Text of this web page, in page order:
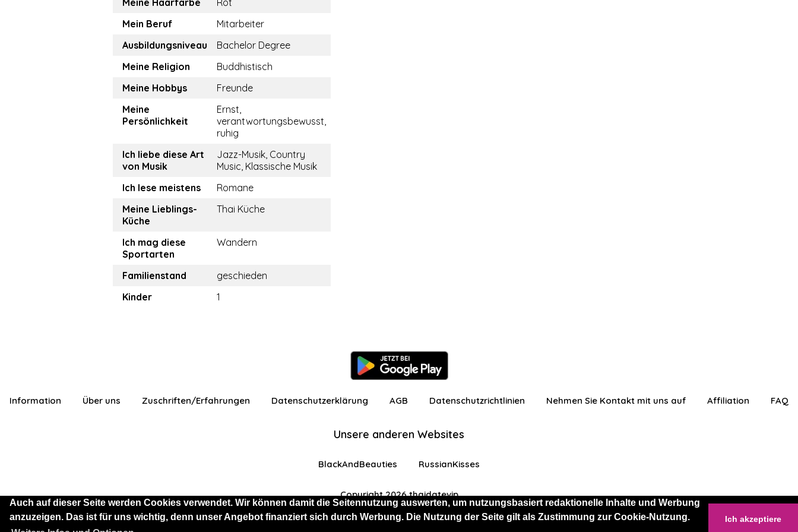
Auch auf dieser Seite werden Cookies verwendet. Wir können damit die Seitennutzung auswerten, um nutzungsbasiert redaktionelle Inhalte und Werbung
anzuzeigen. Das ist für uns wichtig, denn unser Angebot finanziert sich durch Werbung. Die Nutzung der Seite gilt als Zustimmung zur Cookie-Nutzung.
Ich akzeptiere
Sie sind als Besucher mit eingeschränkten Funktionen angemeldet Kostenlos anmelden Einloggen
Meine Haarfarbe
Rot
Mein Beruf
Mitarbeiter
Ausbildungsniveau
Bachelor Degree
Meine Religion
Buddhistisch
Meine Hobbys
Freunde
Meine
Persönlichkeit
Ernst,
verantwortungsbewusst,
ruhig
Ich liebe diese Art
von Musik
Jazz-Musik, Country
Music, Klassische Musik
Ich lese meistens
Romane
Meine Lieblings-
Küche
Thai Küche
Ich mag diese
Sportarten
Wandern
Familienstand
geschieden
Kinder
1
Information Über uns Zuschriften/Erfahrungen Datenschutzerklärung AGB Datenschutzrichtlinien Nehmen Sie Kontakt mit uns auf Affiliation FAQ
Unsere anderen Websites
BlackAndBeauties RussianKisses
Copyright 2026 thaidatevip